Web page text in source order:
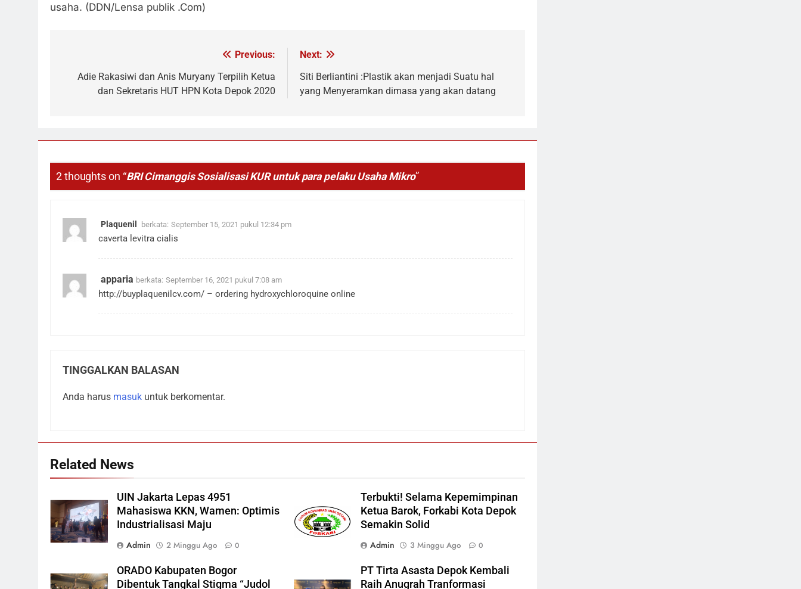
usaha. (DDN/Lensa publik .Com)
pos
Previous:
Adie Rakasiwi dan Anis Muryany Terpilih Ketua
dan Sekretaris HUT HPN Kota Depok 2020
Next:
Siti Berliantini :Plastik akan menjadi Suatu hal
yang Menyeramkan dimasa yang akan datang
2 thoughts on “BRI Cimanggis Sosialisasi KUR untuk para pelaku Usaha Mikro”
Plaquenil berkata: September 15, 2021 pukul 12:34 pm
caverta levitra cialis
apparia berkata: September 16, 2021 pukul 7:08 am
http://buyplaquenilcv.com/ – ordering hydroxychloroquine online
TINGGALKAN BALASAN
Anda harus masuk untuk berkomentar.
Related News
UIN Jakarta Lepas 4951
Mahasiswa KKN, Wamen: Optimis
Industrialisasi Maju
Admin
2 Minggu Ago 0
Terbukti! Selama Kepemimpinan
Ketua Barok, Forkabi Kota Depok
Semakin Solid
Admin
3 Minggu Ago 0
ORADO Kabupaten Bogor
Dibentuk Tangkal Stigma “Judol
PT Tirta Asasta Depok Kembali
Raih Anugrah Tranformasi